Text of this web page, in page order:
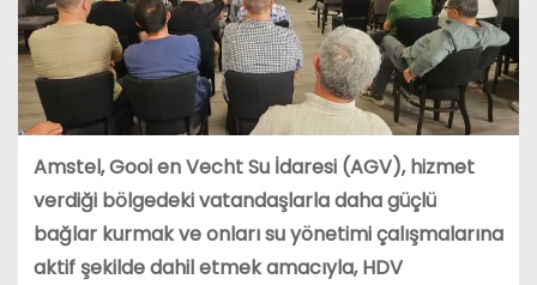
Amstel, Gooi en Vecht Su İdaresi (AGV), hizmet
verdiği bölgedeki vatandaşlarla daha güçlü
bağlar kurmak ve onları su yönetimi çalışmalarına
aktif şekilde dahil etmek amacıyla, HDV